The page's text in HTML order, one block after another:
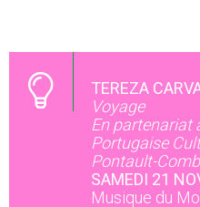
TEREZA
Voyage
En partenariat
Portugaise
Pontault-
SAMEDI 21
Musique du